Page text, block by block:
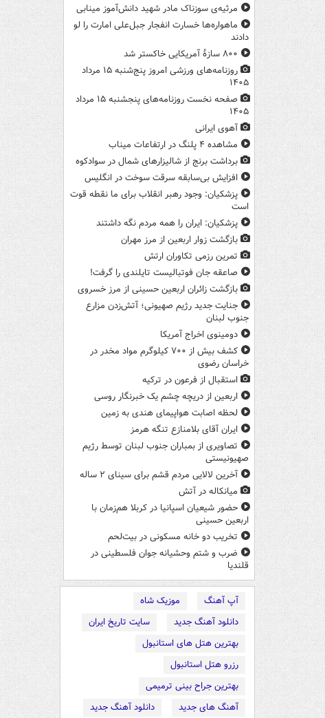
مرثیه‌ی سوزناک مادر شهید دانش‌آموز مینابی
ماهواره‌ها خسارت انفجار جبل‌علی امارت را لو
دادند
۸۰۰ سازۀ آمریکایی خاکستر شد
روزنامه‌های ورزشی امروز پنج‌شنبه ۱۵ مرداد
۱۴۰۵
صفحه نخست روزنامه‌های پنجشنبه ۱۵ مرداد
۱۴۰۵
آهوی ایرانی
مشاهده ۴ پلنگ در ارتفاعات میناب
برداشت برنج از شالیزارهای شمال در سوادکوه
افزایش بی‌سابقه سرقت سوخت در انگلیس
پزشکیان: وجود رهبر انقلاب برای ما نقطه قوت
است
پزشکیان: ایران را همه مردم نگه داشتند
بازگشت زوار اربعین از مرز مهران
تمرین رزمی تکاوران ارتش
صاعقه جان فوتبالیست تایلندی را گرفت!
بازگشت زائران اربعین حسینی از مرز خسروی
جنایت جدید رژیم صهیونی؛ آتش‌زدن مزارع
جنوب لبنان
دومینوی اخراج آمریکا
کشف بیش از ۷۰۰ کیلوگرم مواد مخدر در
خراسان رضوی
استقبال از فرعون در ترکیه
اربعین از دریچه چشم یک خبرنگار روسی
لحظه اصابت هواپیمای هندی به زمین
ایران آقای بلامنازع تنگه هرمز
تصاویری از بمباران جنوب لبنان توسط رژیم
صهیونیستی
آخرین لالایی مردم قشم برای سینای ۲ ساله
میانکاله در آتش
حضور شیعیان اسپانیا در کربلا هم‌زمان با
اربعین حسینی
تخریب دو خانه مسکونی در بیت‌لحم
ضرب‌ و شتم وحشیانه جوان فلسطینی در
قلندیا
آپ آهنگ
موزیک شاه
دانلود آهنگ جدید
سایت تاریخ ایران
بهترین هتل های استانبول
رزرو هتل استانبول
بهترین جراح بینی ترمیمی
آهنگ های جدید
دانلود آهنگ جدید